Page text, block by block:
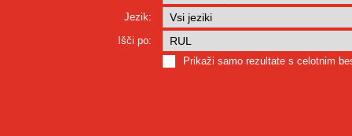
Jezik:
Išči po:
Prikaži samo rezultate s celotnim